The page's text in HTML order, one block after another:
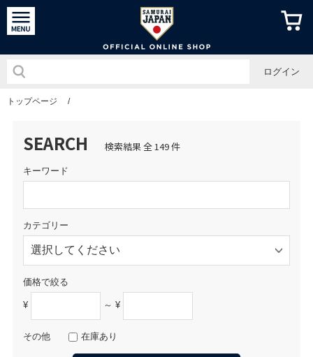
侍ジャパ
ログイン
トップページ /
SEARCH 検索結果 全 149 件
キーワード
カテゴリー
価格で絞る
¥ ～ ¥
その他 在庫あり